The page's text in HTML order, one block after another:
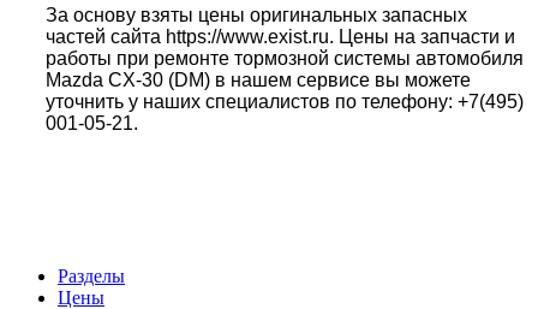
За основу взяты цены оригинальных запасных
частей сайта https://www.exist.ru. Цены на запчасти и
работы при ремонте тормозной системы автомобиля
Mazda CX-30 (DM) в нашем сервисе вы можете
уточнить у наших специалистов по телефону: +7(495)
001-05-21.
Разделы
Цены